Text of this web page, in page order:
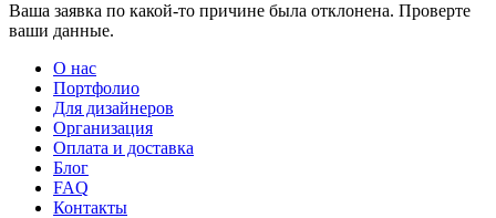
Ваша заявка по какой-то причине была отклонена. Проверте
ваши данные.
О нас
Портфолио
Для дизайнеров
Организация
Оплата и доставка
Блог
FAQ
Контакты